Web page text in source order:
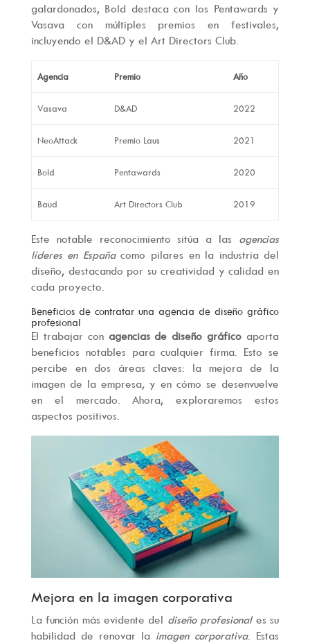
galardonados, Bold destaca con los Pentawards y
Vasava con múltiples premios en festivales,
incluyendo el D&AD y el Art Directors Club.
Agencia Premio Año
Vasava D&AD 2022
NeoAttack Premio Laus 2021
Bold Pentawards 2020
Baud Art Directors Club 2019
Este notable reconocimiento sitúa a las agencias
líderes en Españacomo pilares en la industria del
diseño, destacando por su creatividad y calidad en
cada proyecto.
Beneficios de contratar una agencia de diseño gráfico
profesional
El trabajar con agencias de diseño gráfico aporta
beneficios notables para cualquier firma. Esto se
percibe en dos áreas claves: la mejora de la
imagen de la empresa, y en cómo se desenvuelve
en el mercado. Ahora, exploraremos estos
aspectos positivos.
Mejora en la imagen corporativa
La función más evidente del diseño profesionales su
habilidad de renovar la imagen corporativa. Estas